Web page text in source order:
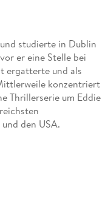
studierte in Dublin
er eine Stelle bei
ergatterte und als
konzentriert
Thrillerserie um Eddie
den USA.